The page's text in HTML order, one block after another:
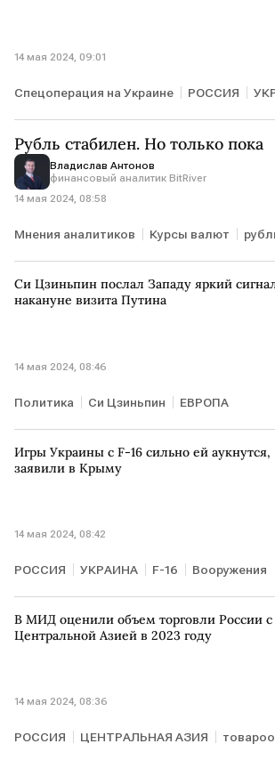
14 мая 2024, 09:01
Спецоперация на Украине РОССИЯ
ВСУ
Рубль стабилен. Но только пока
Владислав Антонов
финансовый аналитик BitRiver
14 мая 2024, 08:58
Мнения аналитиков Курсы валют
Нефть индекс Мосбиржи
Си Цзиньпин послал Западу яркий
накануне визита Путина
14 мая 2024, 08:46
Политика Си Цзиньпин ЕВРОПА
Владимир Путин
Игры Украины с F-16 сильно ей аукнутся,
заявили в Крыму
14 мая 2024, 08:42
РОССИЯ УКРАИНА F-16 Вооружения
В МИД оценили объем торговли России с
Центральной Азией в 2023 году
14 мая 2024, 08:36
РОССИЯ ЦЕНТРАЛЬНАЯ АЗИЯ